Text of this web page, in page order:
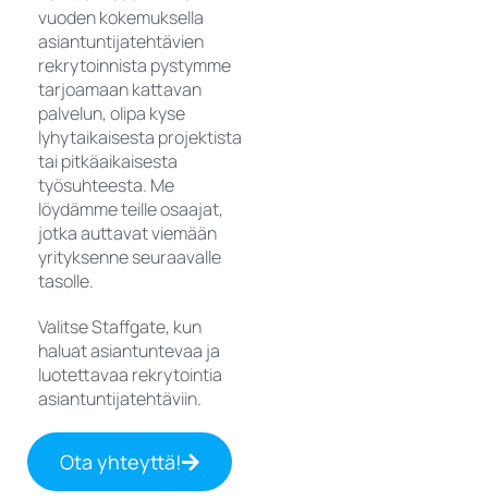
vuoden kokemuksella
asiantuntijatehtävien
rekrytoinnista pystymme
tarjoamaan kattavan
palvelun, olipa kyse
lyhytaikaisesta projektista
tai pitkäaikaisesta
työsuhteesta. Me
löydämme teille osaajat,
jotka auttavat viemään
yrityksenne seuraavalle
tasolle.
Valitse Staffgate, kun
haluat asiantuntevaa ja
luotettavaa rekrytointia
asiantuntijatehtäviin.
Ota yhteyttä!